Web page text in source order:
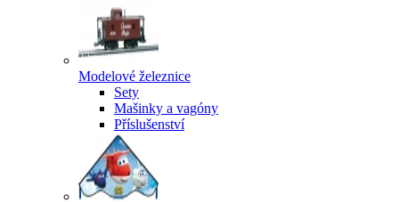
Modelové železnice
Sety
Mašinky a vagóny
Příslušenství